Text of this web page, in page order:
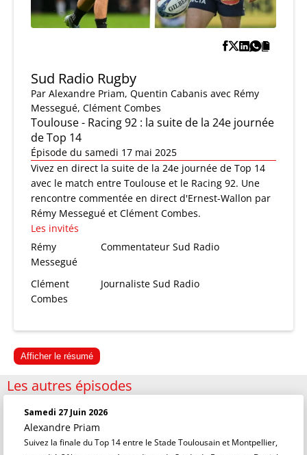
Sud Radio Rugby
Par Alexandre Priam, Quentin Cabanis avec Rémy
Messegué, Clément Combes
Toulouse - Racing 92 : la suite de la 24e journée
de Top 14
Épisode du samedi 17 mai 2025
Vivez en direct la suite de la 24e journée de Top 14
avec le match entre Toulouse et le Racing 92. Une
rencontre commentée en direct d'Ernest-Wallon par
Rémy Messegué et Clément Combes.
Les invités
Rémy
Messegué
Commentateur Sud Radio
Clément
Combes
Journaliste Sud Radio
Afficher le résumé
Les autres épisodes
Samedi 27 Juin 2026
Alexandre Priam
Suivez la finale du Top 14 entre le Stade Toulousain et Montpellier,